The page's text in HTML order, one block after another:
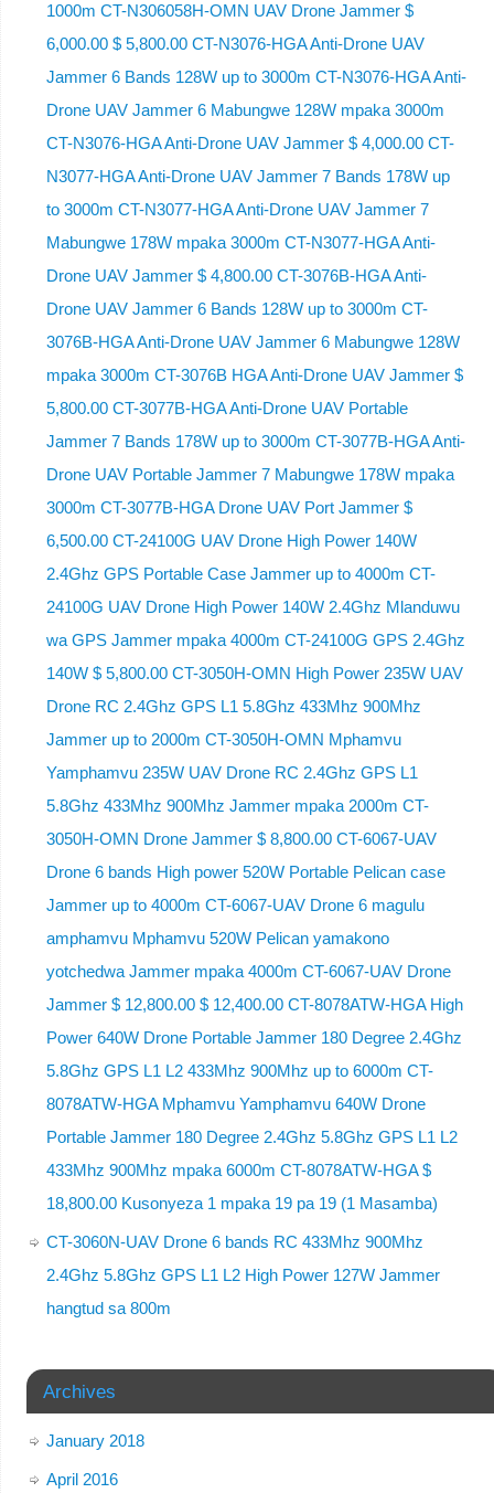
1000m CT-N306058H-OMN UAV Drone Jammer $
6,000.00 $ 5,800.00 CT-N3076-HGA Anti-Drone UAV
Jammer 6 Bands 128W up to 3000m CT-N3076-HGA ​​Anti-
Drone UAV Jammer 6 Mabungwe 128W mpaka 3000m
CT-N3076-HGA ​​Anti-Drone UAV Jammer $ 4,000.00 CT-
N3077-HGA Anti-Drone UAV Jammer 7 Bands 178W up
to 3000m CT-N3077-HGA Anti-Drone UAV Jammer 7
Mabungwe 178W mpaka 3000m CT-N3077-HGA Anti-
Drone UAV Jammer $ 4,800.00 CT-3076B-HGA Anti-
Drone UAV Jammer 6 Bands 128W up to 3000m CT-
3076B-HGA Anti-Drone UAV Jammer 6 Mabungwe 128W
mpaka 3000m CT-3076B HGA Anti-Drone UAV Jammer $
5,800.00 CT-3077B-HGA Anti-Drone UAV Portable
Jammer 7 Bands 178W up to 3000m CT-3077B-HGA Anti-
Drone UAV Portable Jammer 7 Mabungwe 178W mpaka
3000m CT-3077B-HGA Drone UAV Port Jammer $
6,500.00 CT-24100G UAV Drone High Power 140W
2.4Ghz GPS Portable Case Jammer up to 4000m CT-
24100G UAV Drone High Power 140W 2.4Ghz Mlanduwu
wa GPS Jammer mpaka 4000m CT-24100G GPS 2.4Ghz
140W $ 5,800.00 CT-3050H-OMN High Power 235W UAV
Drone RC 2.4Ghz GPS L1 5.8Ghz 433Mhz 900Mhz
Jammer up to 2000m CT-3050H-OMN Mphamvu
Yamphamvu 235W UAV Drone RC 2.4Ghz GPS L1
5.8Ghz 433Mhz 900Mhz Jammer mpaka 2000m CT-
3050H-OMN Drone Jammer $ 8,800.00 CT-6067-UAV
Drone 6 bands High power 520W Portable Pelican case
Jammer up to 4000m CT-6067-UAV Drone 6 magulu
amphamvu Mphamvu 520W Pelican yamakono
yotchedwa Jammer mpaka 4000m CT-6067-UAV Drone
Jammer $ 12,800.00 $ 12,400.00 CT-8078ATW-HGA High
Power 640W Drone Portable Jammer 180 Degree 2.4Ghz
5.8Ghz GPS L1 L2 433Mhz 900Mhz up to 6000m CT-
8078ATW-HGA Mphamvu Yamphamvu 640W Drone
Portable Jammer 180 Degree 2.4Ghz 5.8Ghz GPS L1 L2
433Mhz 900Mhz mpaka 6000m CT-8078ATW-HGA $
18,800.00 Kusonyeza 1 mpaka 19 pa 19 (1 Masamba)
CT-3060N-UAV Drone 6 bands RC 433Mhz 900Mhz
2.4Ghz 5.8Ghz GPS L1 L2 High Power 127W Jammer
hangtud sa 800m
Archives
January 2018
April 2016